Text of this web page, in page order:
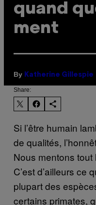
quand
ment
By Katherine Gillespie
Share:
Si l’être humain
de qualités,
Nous mentons tout
C’est d’ailleurs ce
plupart des
certains primates,